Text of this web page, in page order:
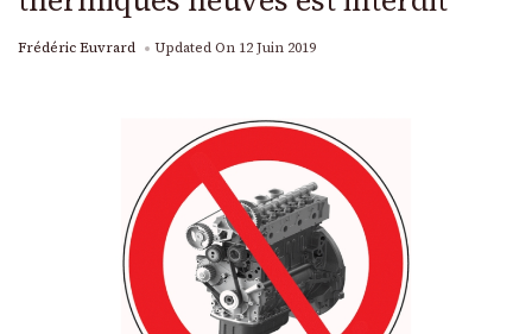
Frédéric Euvrard Updated On 12 Juin 2019